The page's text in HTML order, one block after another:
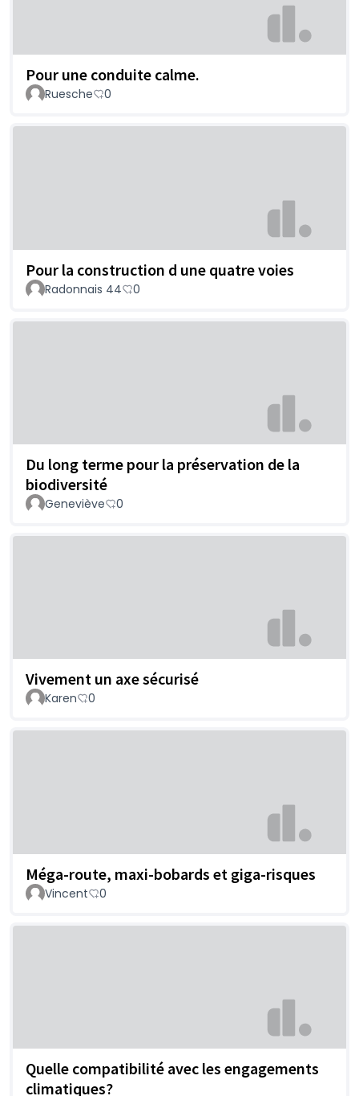
Pour une conduite calme.
Ruesche 0
Pour la construction d une quatre voies
Radonnais 44 0
Du long terme pour la préservation de la
biodiversité
Geneviève 0
Vivement un axe sécurisé
Karen 0
Méga-route, maxi-bobards et giga-risques
Vincent 0
Quelle compatibilité avec les engagements
climatiques?